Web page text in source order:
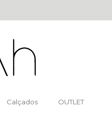
Calçados OUTLET